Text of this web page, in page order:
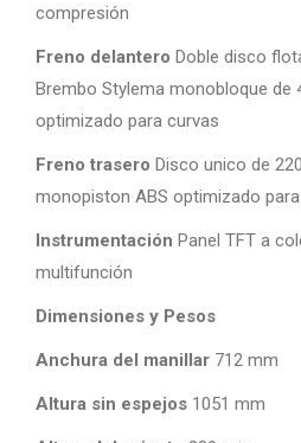
compresión
Freno delantero Doble disco
Brembo Stylema monobloque de
optimizado para curvas
Freno trasero Disco unico de
monopiston ABS optimizado
Instrumentación Panel TFT a
multifunción
Dimensiones y Pesos
Anchura del manillar 712 mm
Altura sin espejos 1051 mm